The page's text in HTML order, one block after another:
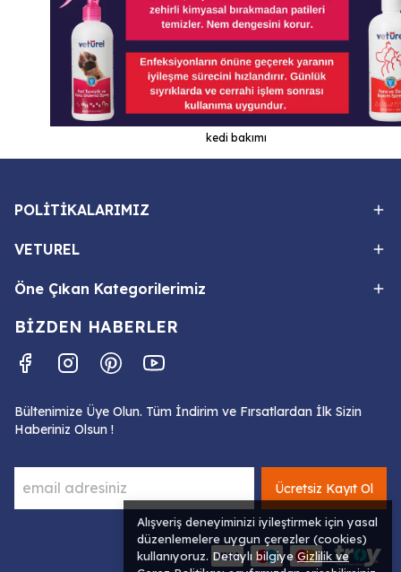
Alışveriş deneyiminizi iyileştirmek için yasal
düzenlemelere uygun çerezler (cookies)
kullanıyoruz. Detaylı bilgiyeGizlilik ve
kedi bakımı
POLİTİKALARIMIZ
VETUREL
Öne Çıkan Kategorilerimiz
BİZDEN HABERLER
Bültenimize Üye Olun. Tüm İndirim ve Fırsatlardan İlk Sizin
Haberiniz Olsun !
Ücretsiz Kayıt Ol